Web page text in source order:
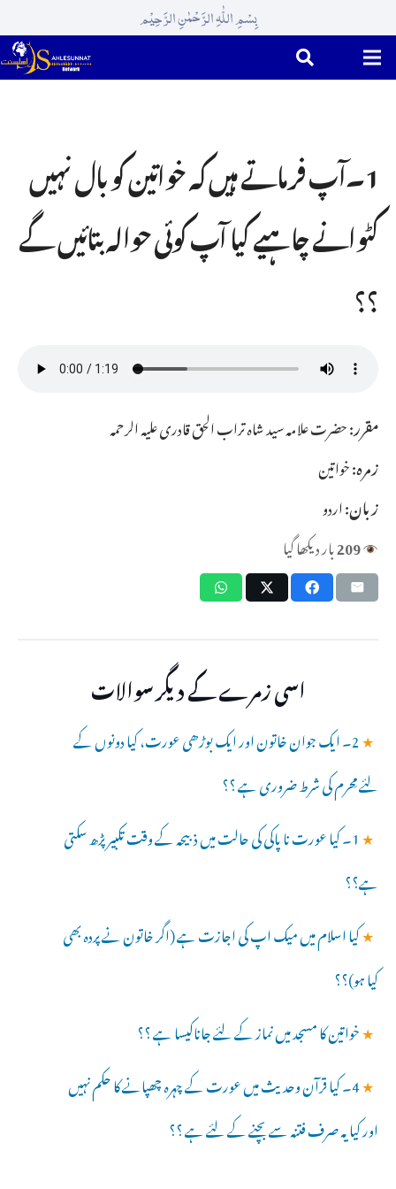
بِسْمِ اللّٰہِ الرَّحْمٰنِ الرَّحِیْم
1۔آپ فرماتے ہیں کہ خواتین کو بال نہیں
کٹوانے چاہیے کیا آپ کوئی حوالہ بتائیں گے
؟؟
مقرر:حضرت علامہ سید شاہ تراب الحق قادری علیہ الرحمہ
زمرہ:خواتین
زبان:اردو
209بار دیکھا گیا
اسی زمرے کے دیگر سوالات
★ 2۔ ایک جوان خاتون اور ایک بوڑھی عورت، کیا دونوں کے
لئے مِحرم کی شرط ضروری ہے ؟؟
★ 1۔ کیا عورت نا پاکی کی حالت میں ذبیحہ کے وقت تکبیر پڑھ سکتی
ہے؟؟
★کیا اسلام میں میک اپ کی اجازت ہے (اگر خاتون نے پردہ بھی
کیا ہو)؟؟
★خواتین کا مسجد میں نماز کے لئے جاناکیسا ہے ؟؟
★ 4۔ کیا قرآن وحدیث میں عورت کے چہرہ چھپانے کا حکم نہیں
اور کیا یہ صرف فتنہ سے بچنے کے لئے ہے ؟؟